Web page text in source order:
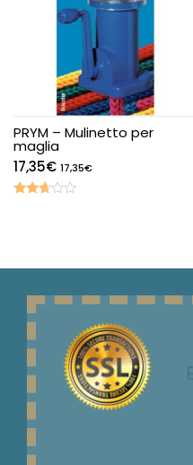
PRYM – Mulinetto per
maglia
17,35€ 17,35€